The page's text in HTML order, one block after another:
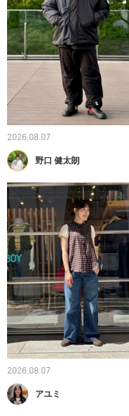
2026.08.07
野口 健太朗
2026.08.07
アユミ